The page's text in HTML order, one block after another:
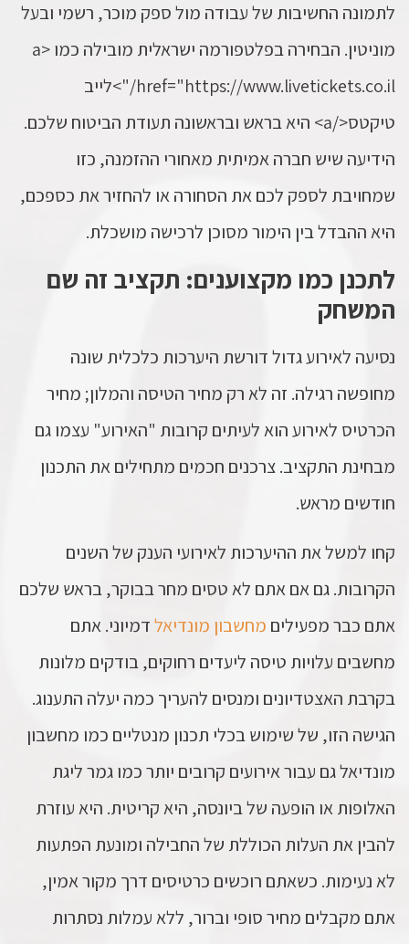
לתמונה החשיבות של עבודה מול ספק מוכר, רשמי ובעל
מוניטין. הבחירה בפלטפורמה ישראלית מובילה כמו <a
href="https://www.livetickets.co.il/">לייב
טיקטס</a> היא בראש ובראשונה תעודת הביטוח שלכם.
הידיעה שיש חברה אמיתית מאחורי ההזמנה, כזו
שמחויבת לספק לכם את הסחורה או להחזיר את כספכם,
היא ההבדל בין הימור מסוכן לרכישה מושכלת.
לתכנן כמו מקצוענים: תקציב זה שם
המשחק
נסיעה לאירוע גדול דורשת היערכות כלכלית שונה
מחופשה רגילה. זה לא רק מחיר הטיסה והמלון; מחיר
הכרטיס לאירוע הוא לעיתים קרובות "האירוע" עצמו גם
מבחינת התקציב. צרכנים חכמים מתחילים את התכנון
חודשים מראש.
קחו למשל את ההיערכות לאירועי הענק של השנים
הקרובות. גם אם אתם לא טסים מחר בבוקר, בראש שלכם
אתם כבר מפעילים מחשבון מונדיאלדמיוני. אתם
מחשבים עלויות טיסה ליעדים רחוקים, בודקים מלונות
בקרבת האצטדיונים ומנסים להעריך כמה יעלה התענוג.
הגישה הזו, של שימוש בכלי תכנון מנטליים כמו מחשבון
מונדיאל גם עבור אירועים קרובים יותר כמו גמר ליגת
האלופות או הופעה של ביונסה, היא קריטית. היא עוזרת
להבין את העלות הכוללת של החבילה ומונעת הפתעות
לא נעימות. כשאתם רוכשים כרטיסים דרך מקור אמין,
אתם מקבלים מחיר סופי וברור, ללא עמלות נסתרות